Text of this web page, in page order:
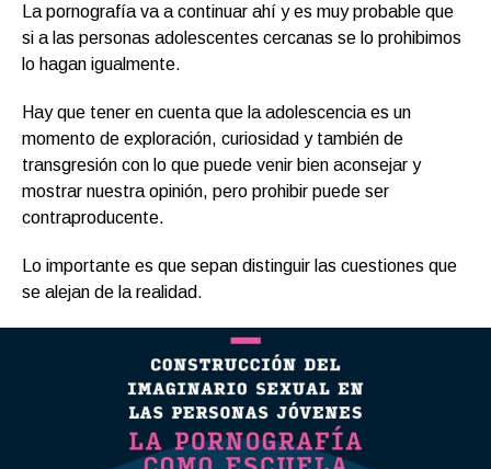
La pornografía va a continuar ahí y es muy probable que
si a las personas adolescentes cercanas se lo prohibimos
lo hagan igualmente.
Hay que tener en cuenta que la adolescencia es un
momento de exploración, curiosidad y también de
transgresión con lo que puede venir bien aconsejar y
mostrar nuestra opinión, pero prohibir puede ser
contraproducente.
Lo importante es que sepan distinguir las cuestiones que
se alejan de la realidad.